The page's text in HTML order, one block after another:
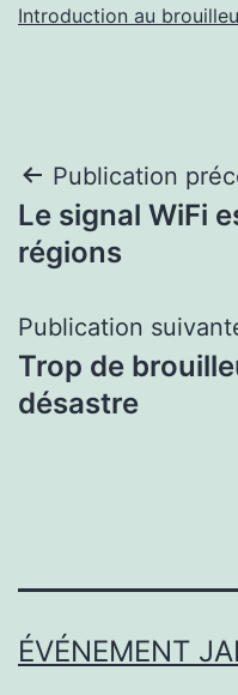
Introduction au
Navigation
de
Publication
Le signal WiFi
régions
Publication
Trop de
désastre
ÉVÉNEMENT